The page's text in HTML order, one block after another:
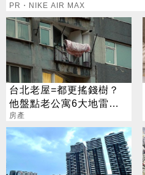
PR・NIKE AIR MAX
台北老屋=都更搖錢樹？
他盤點老公寓6大地雷：
別當接盤俠
房產